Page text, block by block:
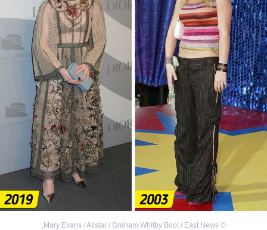
©
Mary Evans / Allstar / Graham Whitby Boot / East News
,